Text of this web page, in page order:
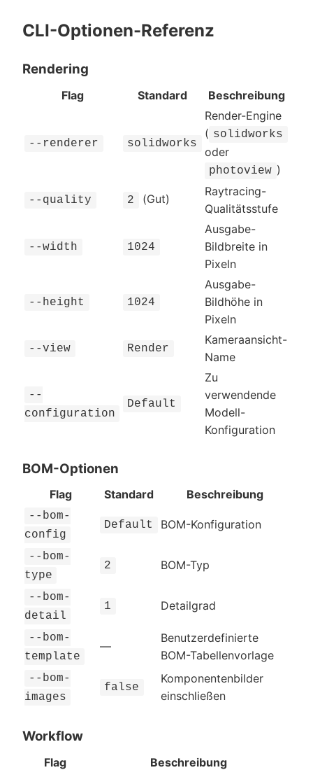
CLI-Optionen-Referenz
Rendering
Flag Standard Beschreibung
--renderer solidworks
Render-Engine
( solidworks
oder
photoview )
--quality 2 (Gut)
Raytracing-
Qualitätsstufe
--width 1024
Ausgabe-
Bildbreite in
Pixeln
--height 1024
Ausgabe-
Bildhöhe in
Pixeln
--view Render
Kameraansicht-
Name
--
configuration
Default
Zu
verwendende
Modell-
Konfiguration
BOM-Optionen
Flag Standard Beschreibung
--bom-
config
Default BOM-Konfiguration
--bom-
type
2 BOM-Typ
--bom-
detail
1 Detailgrad
--bom-
template
—
Benutzerdefinierte
BOM-Tabellenvorlage
--bom-
images
false
Komponentenbilder
einschließen
Workflow
Flag Beschreibung